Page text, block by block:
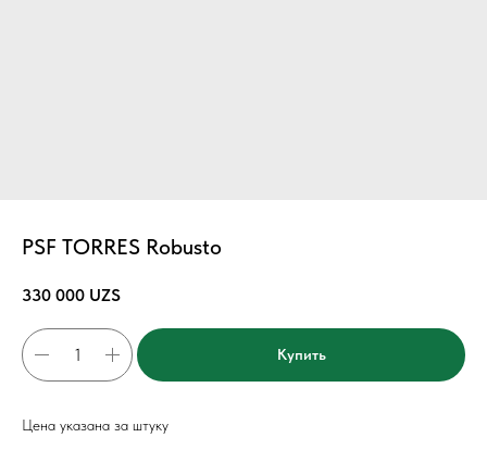
PSF TORRES Robusto
330 000 UZS
Купить
Цена указана за штуку